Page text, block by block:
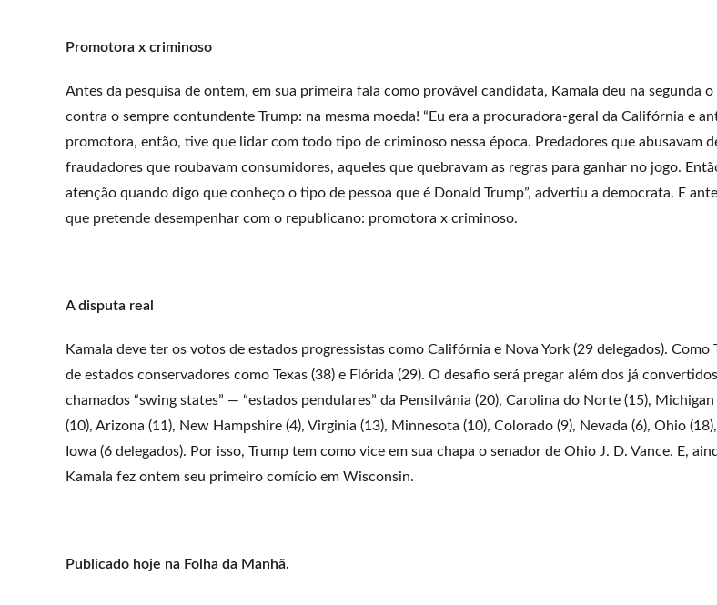
Promotora x criminoso
Antes da pesquisa de ontem, em sua primeira fala como provável candidata, Kamala deu na segunda
contra o sempre contundente Trump: na mesma moeda! “Eu era a procuradora-geral da Califórnia e
promotora, então, tive que lidar com todo tipo de criminoso nessa época. Predadores que abusavam
fraudadores que roubavam consumidores, aqueles que quebravam as regras para ganhar no jogo.
atenção quando digo que conheço o tipo de pessoa que é Donald Trump”, advertiu a democrata. E
que pretende desempenhar com o republicano: promotora x criminoso.
A disputa real
Kamala deve ter os votos de estados progressistas como Califórnia e Nova York (29 delegados). Como
de estados conservadores como Texas (38) e Flórida (29). O desafio será pregar além dos já
chamados “swing states” — “estados pendulares” da Pensilvânia (20), Carolina do Norte (15),
(10), Arizona (11), New Hampshire (4), Virginia (13), Minnesota (10), Colorado (9), Nevada (6), Ohio
Iowa (6 delegados). Por isso, Trump tem como vice em sua chapa o senador de Ohio J. D. Vance. E,
Kamala fez ontem seu primeiro comício em Wisconsin.
Publicado hoje na Folha da Manhã.